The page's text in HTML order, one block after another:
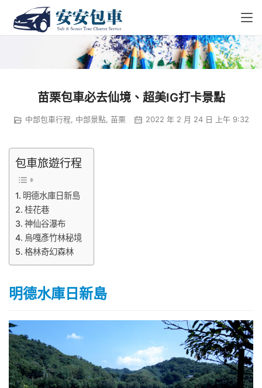
苗栗包車必去仙境、超美IG打卡景點
中部包車行程, 中部景點, 苗栗 2022 年 2 月 24 日 上午 9:32
包車旅遊行程
明德水庫日新島
桂花巷
神仙谷瀑布
烏嘎彥竹林秘境
格林奇幻森林
明德水庫日新島